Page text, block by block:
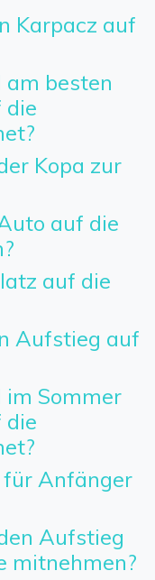
Karpacz auf
am besten
die
Kopa zur
auf die
auf die
Aufstieg auf
im Sommer
die
für Anfänger
Aufstieg
mitnehmen?